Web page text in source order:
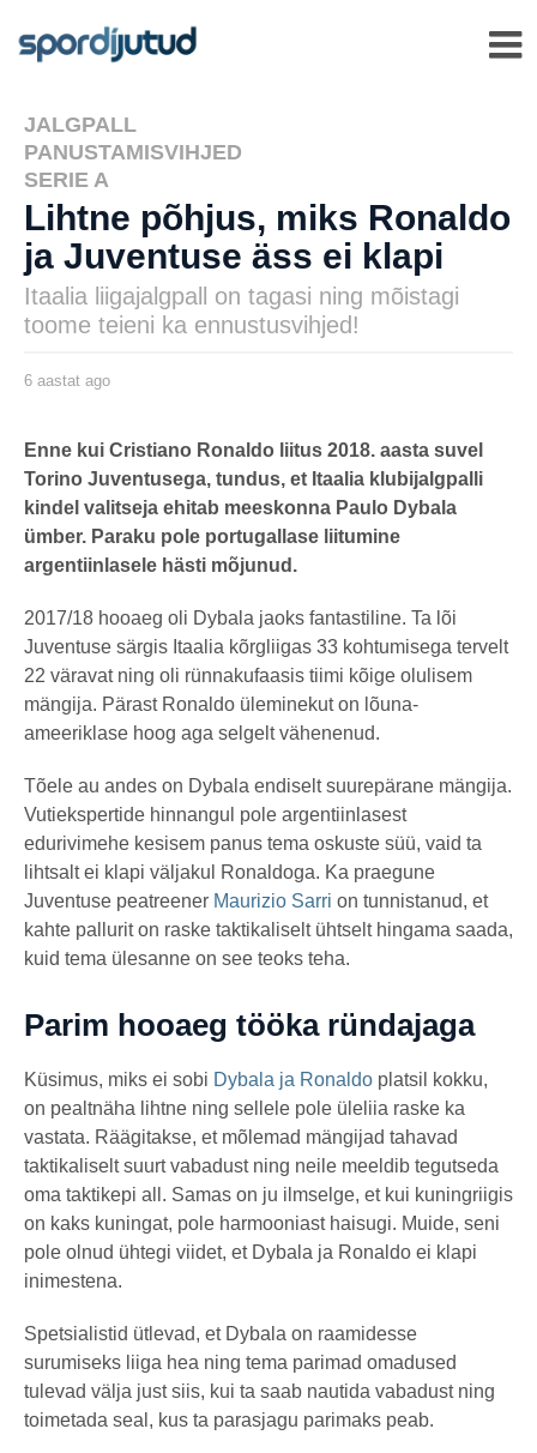
JALGPALL
PANUSTAMISVIHJED
SERIE A
Lihtne põhjus, miks Ronaldo
ja Juventuse äss ei klapi
Itaalia liigajalgpall on tagasi ning mõistagi
toome teieni ka ennustusvihjed!
henryl
6 aastat ago
t
t
a
g
o
Enne kui Cristiano Ronaldo liitus 2018. aasta suvel
Torino Juventusega, tundus, et Itaalia klubijalgpalli
kindel valitseja ehitab meeskonna Paulo Dybala
ümber. Paraku pole portugallase liitumine
argentiinlasele hästi mõjunud.
2017/18 hooaeg oli Dybala jaoks fantastiline. Ta lõi
Juventuse särgis Itaalia kõrgliigas 33 kohtumisega tervelt
22 väravat ning oli rünnakufaasis tiimi kõige olulisem
mängija. Pärast Ronaldo üleminekut on lõuna-
ameeriklase hoog aga selgelt vähenenud.
Tõele au andes on Dybala endiselt suurepärane mängija.
Vutiekspertide hinnangul pole argentiinlasest
edurivimehe kesisem panus tema oskuste süü, vaid ta
lihtsalt ei klapi väljakul Ronaldoga. Ka praegune
Juventuse peatreener Maurizio Sarri on tunnistanud, et
kahte pallurit on raske taktikaliselt ühtselt hingama saada,
kuid tema ülesanne on see teoks teha.
Parim hooaeg tööka ründajaga
Küsimus, miks ei sobi Dybala ja Ronaldo platsil kokku,
on pealtnäha lihtne ning sellele pole üleliia raske ka
vastata. Räägitakse, et mõlemad mängijad tahavad
taktikaliselt suurt vabadust ning neile meeldib tegutseda
oma taktikepi all. Samas on ju ilmselge, et kui kuningriigis
on kaks kuningat, pole harmooniast haisugi. Muide, seni
pole olnud ühtegi viidet, et Dybala ja Ronaldo ei klapi
inimestena.
Spetsialistid ütlevad, et Dybala on raamidesse
surumiseks liiga hea ning tema parimad omadused
tulevad välja just siis, kui ta saab nautida vabadust ning
toimetada seal, kus ta parasjagu parimaks peab.